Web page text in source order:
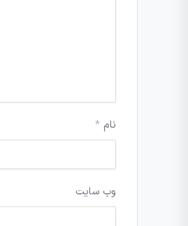
نام *
وب‌ سایت